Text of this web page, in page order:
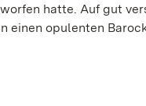
hatte. Auf gut
einen opulenten